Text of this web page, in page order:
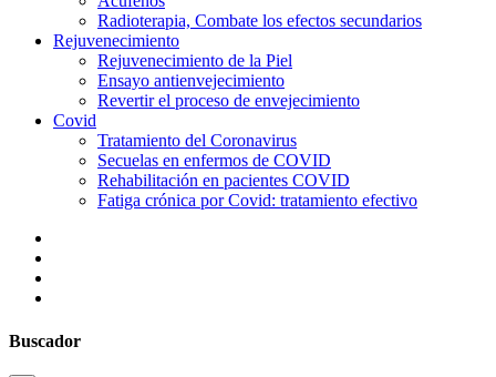
Radioterapia, Combate los efectos secundarios
Rejuvenecimiento
Rejuvenecimiento de la Piel
Ensayo antienvejecimiento
Revertir el proceso de envejecimiento
Covid
Tratamiento del Coronavirus
Secuelas en enfermos de COVID
Rehabilitación en pacientes COVID
Fatiga crónica por Covid: tratamiento efectivo
Buscador